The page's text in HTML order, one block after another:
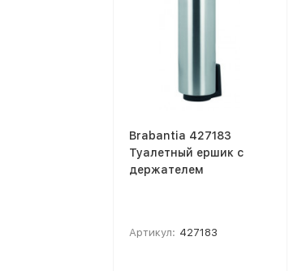
Brabantia 427183
Туалетный ершик с
держателем
Артикул: 427183